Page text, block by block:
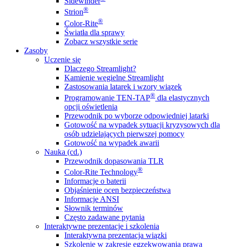
Strion®
Color-Rite®
Światła dla sprawy
Zobacz wszystkie serie
Zasoby
Uczenie się
Dlaczego Streamlight?
Kamienie węgielne Streamlight
Zastosowania latarek i wzory wiązek
Programowanie TEN-TAP® dla elastycznych
opcji oświetlenia
Przewodnik po wyborze odpowiedniej latarki
Gotowość na wypadek sytuacji kryzysowych dla
osób udzielających pierwszej pomocy
Gotowość na wypadek awarii
Nauka (cd.)
Przewodnik dopasowania TLR
Color-Rite Technology®
Informacje o baterii
Objaśnienie ocen bezpieczeństwa
Informacje ANSI
Słownik terminów
Często zadawane pytania
Interaktywne prezentacje i szkolenia
Interaktywna prezentacja wiązki
Szkolenie w zakresie egzekwowania prawa